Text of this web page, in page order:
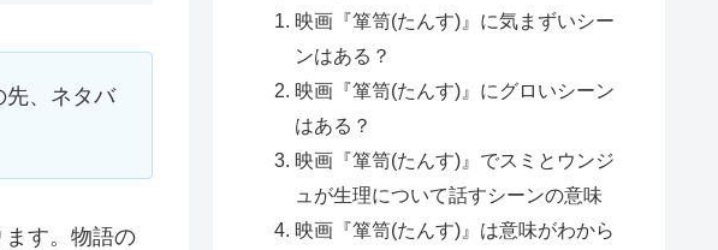
先、ネタバ
す。物語の
映画『箪笥(たんす)』に気まずいシー
ンはある？
映画『箪笥(たんす)』にグロいシーン
はある？
映画『箪笥(たんす)』でスミとウンジ
ュが生理について話すシーンの意味
映画『箪笥(たんす)』は意味がわから